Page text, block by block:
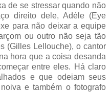
de se stressar quando não
direito dele, Adéle (Eye
para não deixar a equipe
ou outro não seja tão
(Gilles Lellouche), o cantor
hora que a coisa desanda
entre eles. Há claro
e que odeiam seus
e também o fotografo